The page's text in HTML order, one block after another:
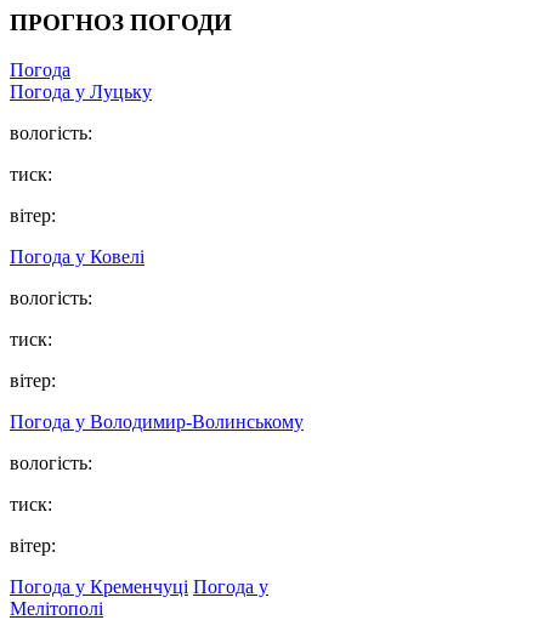
ПРОГНОЗ ПОГОДИ
Погода
Погода у Луцьку
вологість:
тиск:
вітер:
Погода у Ковелі
вологість:
тиск:
вітер:
Погода у Володимир-Волинському
вологість:
тиск:
вітер:
Погода у Кременчуці Погода у
Мелітополі